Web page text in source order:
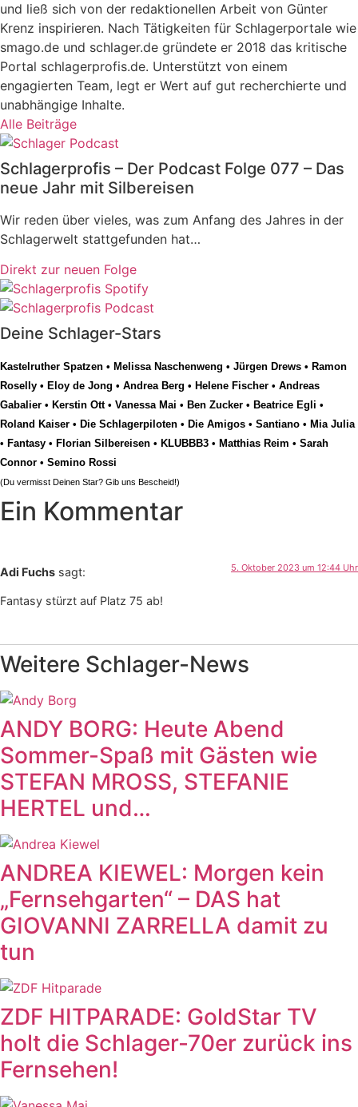
und ließ sich von der redaktionellen Arbeit von Günter
Krenz inspirieren. Nach Tätigkeiten für Schlagerportale wie
smago.de und schlager.de gründete er 2018 das kritische
Portal schlagerprofis.de. Unterstützt von einem
engagierten Team, legt er Wert auf gut recherchierte und
unabhängige Inhalte.
Alle Beiträge
Schlagerprofis – Der Podcast Folge 077 – Das
neue Jahr mit Silbereisen
Wir reden über vieles, was zum Anfang des Jahres in der
Schlagerwelt stattgefunden hat…
Direkt zur neuen Folge
Deine Schlager-Stars
Kastelruther Spatzen • Melissa Naschenweng • Jürgen Drews • Ramon
Roselly • Eloy de Jong • Andrea Berg • Helene Fischer • Andreas
Gabalier • Kerstin Ott• Vanessa Mai • Ben Zucker • Beatrice Egli •
Roland Kaiser • Die Schlagerpiloten • Die Amigos • Santiano • Mia Julia
• Fantasy • Florian Silbereisen • KLUBBB3 • Matthias Reim • Sarah
Connor • Semino Rossi
(Du vermisst Deinen Star? Gib uns Bescheid!)
Ein Kommentar
Adi Fuchs sagt: 5. Oktober 2023 um 12:44 Uhr
Fantasy stürzt auf Platz 75 ab!
Weitere Schlager-News
ANDY BORG: Heute Abend
Sommer-Spaß mit Gästen wie
STEFAN MROSS, STEFANIE
HERTEL und…
ANDREA KIEWEL: Morgen kein
„Fernsehgarten“ – DAS hat
GIOVANNI ZARRELLA damit zu
tun
ZDF HITPARADE: GoldStar TV
holt die Schlager-70er zurück ins
Fernsehen!